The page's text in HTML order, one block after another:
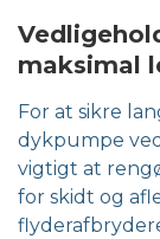
maksimal
For at sikre
dykpumpe
vigtigt at
for skidt og